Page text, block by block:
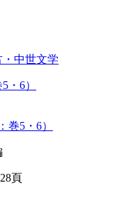
・中世文学
5・6）
頁